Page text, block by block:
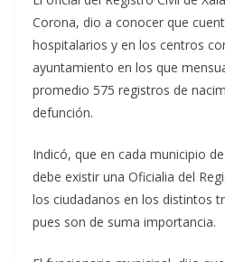
Corona, dio a conocer que
hospitalarios y en los centros
ayuntamiento en los que
promedio 575 registros de
defunción.
Indicó, que en cada municipio
debe existir una Oficialia del
los ciudadanos en los distintos
pues son de suma importancia.